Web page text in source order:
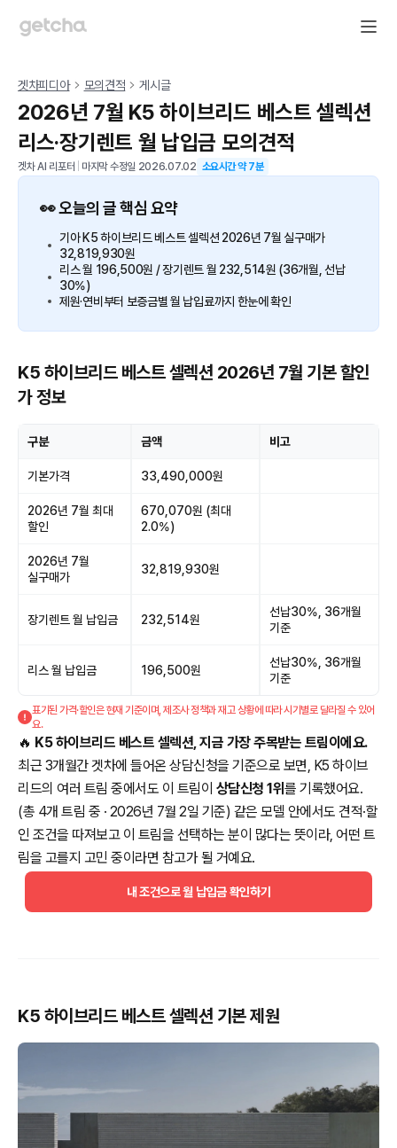
겟차피디아 모의견적 게시글
2026년 7월 K5 하이브리드 베스트 셀렉션
리스·장기렌트 월 납입금 모의견적
겟차 AI 리포터 마지막 수정일 2026.07.02 소요시간 약7분
👀 오늘의 글 핵심 요약
기아 K5 하이브리드 베스트 셀렉션 2026년 7월 실구매가
32,819,930원
리스 월 196,500원 / 장기렌트 월 232,514원 (36개월, 선납
30%)
제원·연비부터 보증금별 월 납입료까지 한눈에 확인
K5 하이브리드 베스트 셀렉션 2026년 7월 기본 할인
가 정보
구분 금액 비고
기본가격 33,490,000원
2026년 7월 최대
할인
670,070원 (최대
2.0%)
2026년 7월
실구매가
32,819,930원
장기렌트 월 납입금 232,514원
선납30%, 36개월
기준
리스 월 납입금 196,500원
선납30%, 36개월
기준
표기된 가격·할인은 현재 기준이며, 제조사 정책과 재고 상황에 따라 시기별로 달라질 수 있어
요.
🔥 K5 하이브리드 베스트 셀렉션, 지금 가장 주목받는 트림이에요.
최근 3개월간 겟차에 들어온 상담신청을 기준으로 보면, K5 하이브
리드의 여러 트림 중에서도 이 트림이 상담신청 1위를 기록했어요.
(총 4개 트림 중 · 2026년 7월 2일 기준) 같은 모델 안에서도 견적·할
인 조건을 따져보고 이 트림을 선택하는 분이 많다는 뜻이라, 어떤 트
림을 고를지 고민 중이라면 참고가 될 거예요.
내 조건으로 월 납입금 확인하기
K5 하이브리드 베스트 셀렉션 기본 제원